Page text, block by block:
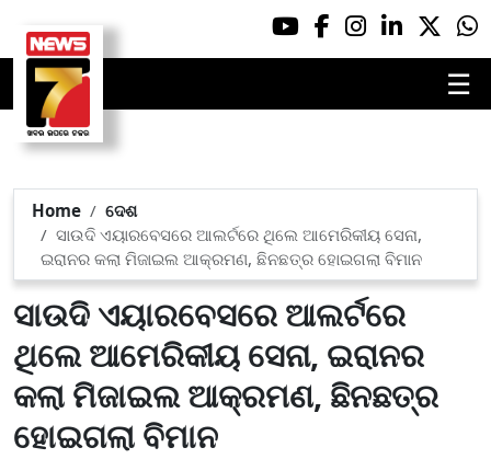
☰
Home
ଦେଶ
ସାଉଦି ଏୟାରବେସରେ ଆଲର୍ଟରେ ଥିଲେ ଆମେରିକୀୟ ସେନା,
ଇରାନର କଲା ମିଜାଇଲ ଆକ୍ରମଣ, ଛିନଛତ୍ର ହୋଇଗଲା ବିମାନ
ସାଉଦି ଏୟାରବେସରେ ଆଲର୍ଟରେ
ଥିଲେ ଆମେରିକୀୟ ସେନା, ଇରାନର
କଲା ମିଜାଇଲ ଆକ୍ରମଣ, ଛିନଛତ୍ର
ହୋଇଗଲା ବିମାନ